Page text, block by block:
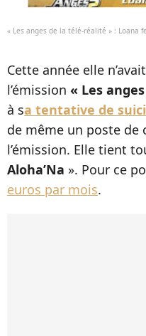
« Les anges de la télé-réalité » : Loana
Cette année elle
l’émission « Les
à sa tentative de
de même un poste de
l’émission. Elle tient
Aloha’Na ». Pour ce
euros par mois.